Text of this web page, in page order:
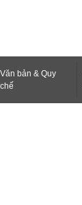
Văn bản & Quy
chế